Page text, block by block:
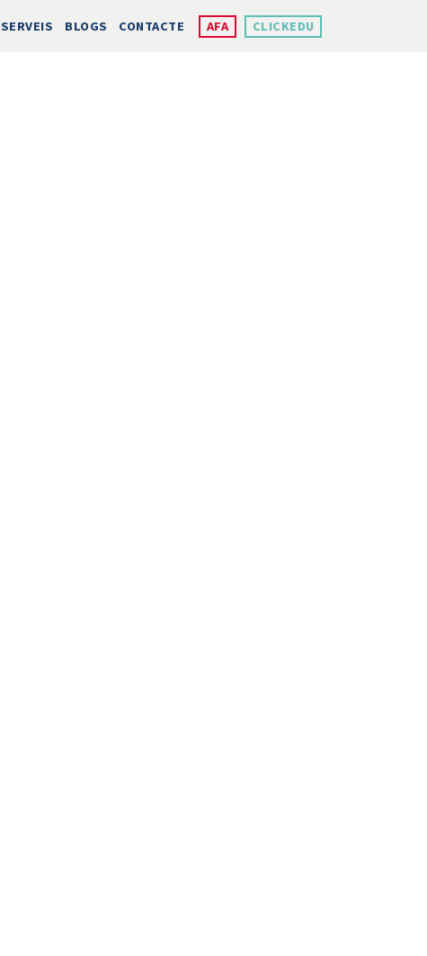
SERVEIS BLOGS CONTACTE AFA CLICKEDU